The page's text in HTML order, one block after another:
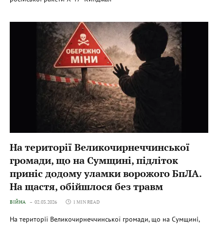
На території Великочирнеччинської
громади, що на Сумщині, підліток
приніс додому уламки ворожого БпЛА.
На щастя, обійшлося без травм
ВІЙНА 02.03.2026 1 MIN READ
На території Великочирнеччинської громади, що на Сумщині,